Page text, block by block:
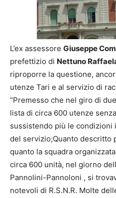
L’ex assessore Giuseppe
prefettizio di Nettuno
riproporre la questione,
utenze Tari e al servizio di
“Premesso che nel giro di
lista di circa 600 utenze
sussistendo più le condizioni
del servizio;Quanto descritto
quanto la squadra
circa 600 unità, nel giorno
Pannolini-Pannoloni , si
notevoli di R.S.N.R. Molte